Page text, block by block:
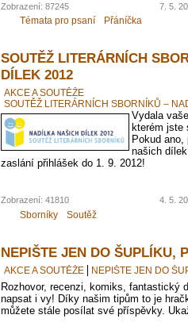
Zobrazení: 87245 7. 5.
Témata pro psaní Přáníčka
SOUTĚŽ LITERÁRNÍCH
DÍLEK 2012
AKCE A SOUTĚŽE
SOUTĚŽ LITERÁRNÍCH SBORNÍKŮ –
Vydala
kterém jste
Pokud
našich
zaslání přihlášek do 1. 9. 2012!
Zobrazení: 41810 4. 5.
Sborníky Soutěž
NEPIŠTE JEN DO ŠUPLÍKU,
AKCE A SOUTĚŽE NEPIŠTE JEN DO
Rozhovor, recenzi, komiks, fantastický
napsat i vy! Díky našim tipům to je
můžete stále posílat své příspěvky.